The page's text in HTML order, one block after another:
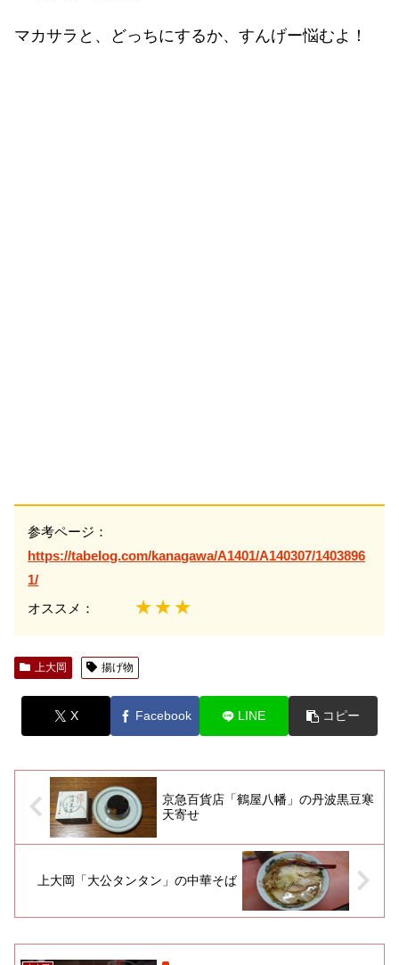
マカサラと、どっちにするか、すんげー悩むよ！
参考ページ：
https://tabelog.com/kanagawa/A1401/A140307/1403896
1/
オススメ： ★★★
上大岡 揚げ物
X Facebook LINE コピー
京急百貨店「鶴屋八幡」の丹波黒豆寒
天寄せ
上大岡「大公タンタン」の中華そば